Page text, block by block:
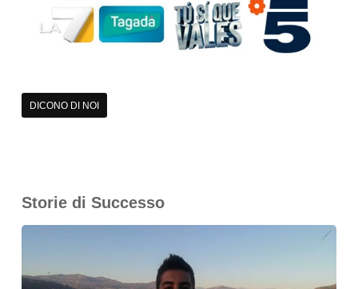
DICONO DI NOI
Storie di Successo